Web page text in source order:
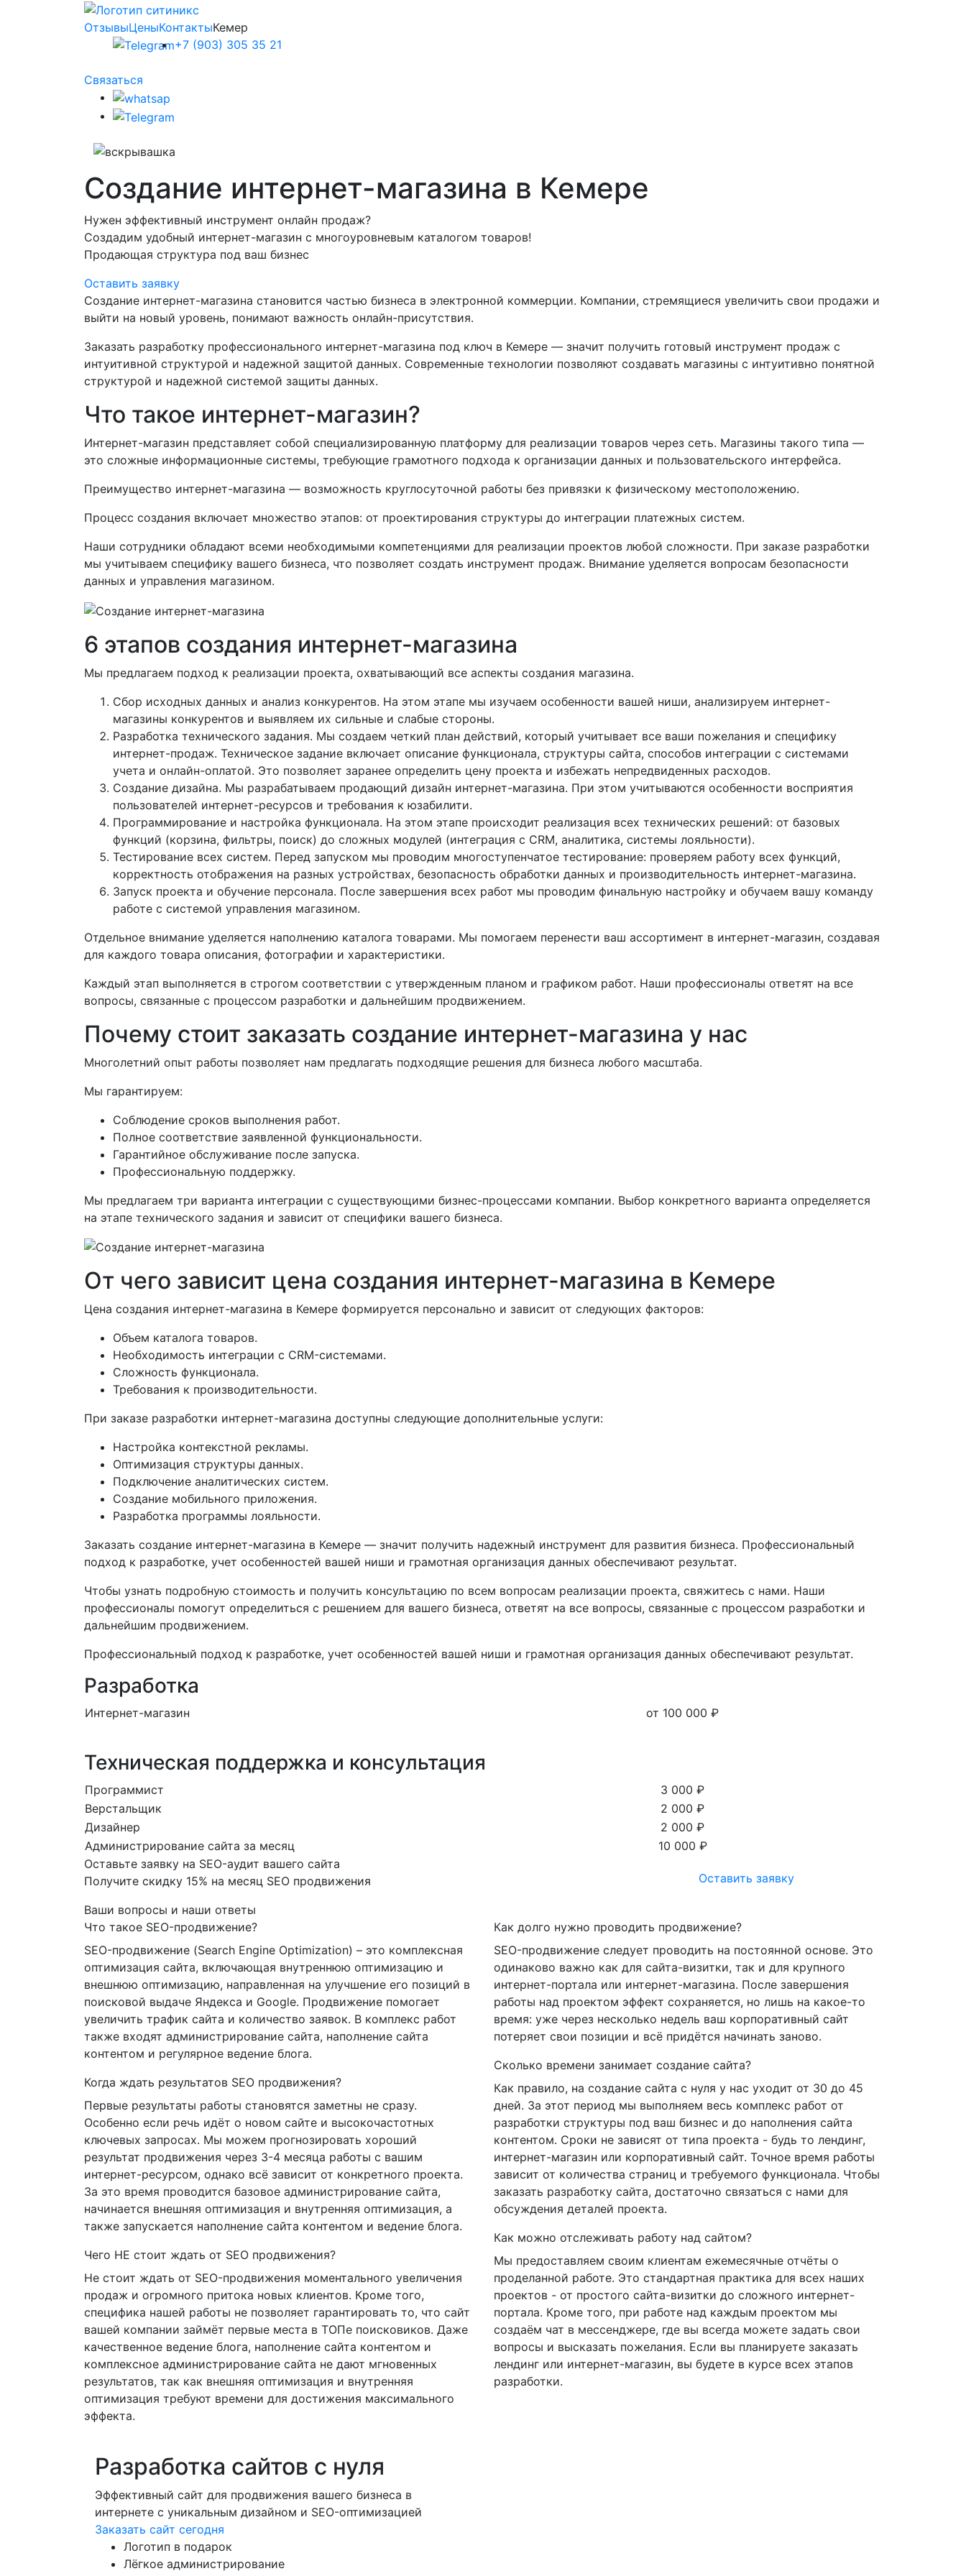
ОтзывыЦеныКонтактыКемер
+7 (903) 305 35 21
Связаться
Создание интернет-магазина в Кемере
Нужен эффективный инструмент онлайн продаж?
Создадим удобный интернет-магазин с многоуровневым каталогом товаров!
Продающая структура под ваш бизнес
Оставить заявку
Создание интернет-магазина становится частью бизнеса в электронной коммерции. Компании, стремящиеся увеличить свои продажи и
выйти на новый уровень, понимают важность онлайн-присутствия.
Заказать разработку профессионального интернет-магазина под ключ в Кемере — значит получить готовый инструмент продаж с
интуитивной структурой и надежной защитой данных. Современные технологии позволяют создавать магазины с интуитивно понятной
структурой и надежной системой защиты данных.
Что такое интернет-магазин?
Интернет-магазин представляет собой специализированную платформу для реализации товаров через сеть. Магазины такого типа —
это сложные информационные системы, требующие грамотного подхода к организации данных и пользовательского интерфейса.
Преимущество интернет-магазина — возможность круглосуточной работы без привязки к физическому местоположению.
Процесс создания включает множество этапов: от проектирования структуры до интеграции платежных систем.
Наши сотрудники обладают всеми необходимыми компетенциями для реализации проектов любой сложности. При заказе разработки
мы учитываем специфику вашего бизнеса, что позволяет создать инструмент продаж. Внимание уделяется вопросам безопасности
данных и управления магазином.
6 этапов создания интернет-магазина
Мы предлагаем подход к реализации проекта, охватывающий все аспекты создания магазина.
Сбор исходных данных и анализ конкурентов. На этом этапе мы изучаем особенности вашей ниши, анализируем интернет-
магазины конкурентов и выявляем их сильные и слабые стороны.
Разработка технического задания. Мы создаем четкий план действий, который учитывает все ваши пожелания и специфику
интернет-продаж. Техническое задание включает описание функционала, структуры сайта, способов интеграции с системами
учета и онлайн-оплатой. Это позволяет заранее определить цену проекта и избежать непредвиденных расходов.
Создание дизайна. Мы разрабатываем продающий дизайн интернет-магазина. При этом учитываются особенности восприятия
пользователей интернет-ресурсов и требования к юзабилити.
Программирование и настройка функционала. На этом этапе происходит реализация всех технических решений: от базовых
функций (корзина, фильтры, поиск) до сложных модулей (интеграция с CRM, аналитика, системы лояльности).
Тестирование всех систем. Перед запуском мы проводим многоступенчатое тестирование: проверяем работу всех функций,
корректность отображения на разных устройствах, безопасность обработки данных и производительность интернет-магазина.
Запуск проекта и обучение персонала. После завершения всех работ мы проводим финальную настройку и обучаем вашу команду
работе с системой управления магазином.
Отдельное внимание уделяется наполнению каталога товарами. Мы помогаем перенести ваш ассортимент в интернет-магазин, создавая
для каждого товара описания, фотографии и характеристики.
Каждый этап выполняется в строгом соответствии с утвержденным планом и графиком работ. Наши профессионалы ответят на все
вопросы, связанные с процессом разработки и дальнейшим продвижением.
Почему стоит заказать создание интернет-магазина у нас
Многолетний опыт работы позволяет нам предлагать подходящие решения для бизнеса любого масштаба.
Мы гарантируем:
Соблюдение сроков выполнения работ.
Полное соответствие заявленной функциональности.
Гарантийное обслуживание после запуска.
Профессиональную поддержку.
Мы предлагаем три варианта интеграции с существующими бизнес-процессами компании. Выбор конкретного варианта определяется
на этапе технического задания и зависит от специфики вашего бизнеса.
От чего зависит цена создания интернет-магазина в Кемере
Цена создания интернет-магазина в Кемере формируется персонально и зависит от следующих факторов:
Объем каталога товаров.
Необходимость интеграции с CRM-системами.
Сложность функционала.
Требования к производительности.
При заказе разработки интернет-магазина доступны следующие дополнительные услуги:
Настройка контекстной рекламы.
Оптимизация структуры данных.
Подключение аналитических систем.
Создание мобильного приложения.
Разработка программы лояльности.
Заказать создание интернет-магазина в Кемере — значит получить надежный инструмент для развития бизнеса. Профессиональный
подход к разработке, учет особенностей вашей ниши и грамотная организация данных обеспечивают результат.
Чтобы узнать подробную стоимость и получить консультацию по всем вопросам реализации проекта, свяжитесь с нами. Наши
профессионалы помогут определиться с решением для вашего бизнеса, ответят на все вопросы, связанные с процессом разработки и
дальнейшим продвижением.
Профессиональный подход к разработке, учет особенностей вашей ниши и грамотная организация данных обеспечивают результат.
Разработка
Интернет-магазин от 100 000 ₽
Техническая поддержка и консультация
Программист
3 000 ₽
Верстальщик
2 000 ₽
Дизайнер
2 000 ₽
Администрирование сайта за месяц
10 000 ₽
Оставьте заявку на SEO-аудит вашего сайта
Получите скидку 15% на месяц SEO продвижения Оставить заявку
Ваши вопросы и наши ответы
Что такое SEO-продвижение?
SEO-продвижение (Search Engine Optimization) – это комплексная
оптимизация сайта, включающая внутреннюю оптимизацию и
внешнюю оптимизацию, направленная на улучшение его позиций в
поисковой выдаче Яндекса и Google. Продвижение помогает
увеличить трафик сайта и количество заявок. В комплекс работ
также входят администрирование сайта, наполнение сайта
контентом и регулярное ведение блога.
Когда ждать результатов SEO продвижения?
Первые результаты работы становятся заметны не сразу.
Особенно если речь идёт о новом сайте и высокочастотных
ключевых запросах. Мы можем прогнозировать хороший
результат продвижения через 3-4 месяца работы с вашим
интернет-ресурсом, однако всё зависит от конкретного проекта.
За это время проводится базовое администрирование сайта,
начинается внешняя оптимизация и внутренняя оптимизация, а
также запускается наполнение сайта контентом и ведение блога.
Чего НЕ стоит ждать от SEO продвижения?
Не стоит ждать от SEO-продвижения моментального увеличения
продаж и огромного притока новых клиентов. Кроме того,
специфика нашей работы не позволяет гарантировать то, что сайт
вашей компании займёт первые места в ТОПе поисковиков. Даже
качественное ведение блога, наполнение сайта контентом и
комплексное администрирование сайта не дают мгновенных
результатов, так как внешняя оптимизация и внутренняя
оптимизация требуют времени для достижения максимального
эффекта.
Как долго нужно проводить продвижение?
SEO-продвижение следует проводить на постоянной основе. Это
одинаково важно как для сайта-визитки, так и для крупного
интернет-портала или интернет-магазина. После завершения
работы над проектом эффект сохраняется, но лишь на какое-то
время: уже через несколько недель ваш корпоративный сайт
потеряет свои позиции и всё придётся начинать заново.
Сколько времени занимает создание сайта?
Как правило, на создание сайта с нуля у нас уходит от 30 до 45
дней. За этот период мы выполняем весь комплекс работ от
разработки структуры под ваш бизнес и до наполнения сайта
контентом. Сроки не зависят от типа проекта - будь то лендинг,
интернет-магазин или корпоративный сайт. Точное время работы
зависит от количества страниц и требуемого функционала. Чтобы
заказать разработку сайта, достаточно связаться с нами для
обсуждения деталей проекта.
Как можно отслеживать работу над сайтом?
Мы предоставляем своим клиентам ежемесячные отчёты о
проделанной работе. Это стандартная практика для всех наших
проектов - от простого сайта-визитки до сложного интернет-
портала. Кроме того, при работе над каждым проектом мы
создаём чат в мессенджере, где вы всегда можете задать свои
вопросы и высказать пожелания. Если вы планируете заказать
лендинг или интернет-магазин, вы будете в курсе всех этапов
разработки.
Разработка сайтов с нуля
Эффективный сайт для продвижения вашего бизнеса в
интернете с уникальным дизайном и SEO-оптимизацией
Заказать сайт сегодня
Логотип в подарок
Лёгкое администрирование